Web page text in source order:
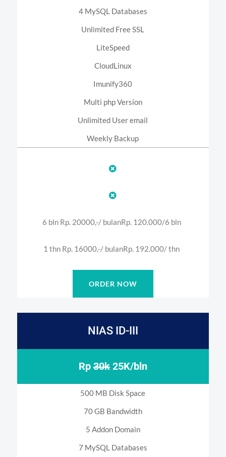
4 MySQL Databases
Unlimited Free SSL
LiteSpeed
CloudLinux
Imunify360
Multi php Version
Unlimited User email
Weekly Backup


6 bln Rp. 20000,-/ bulanRp. 120.000/6 bln
1 thn Rp. 16000,-/ bulanRp. 192.000/ thn
ORDER NOW
NIAS ID-III
Rp 30k25K/bln
500 MB Disk Space
70 GB Bandwidth
5 Addon Domain
7 MySQL Databases